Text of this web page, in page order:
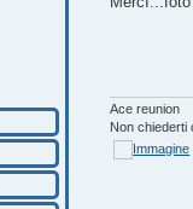
a
Ace reunion
Non chiederti